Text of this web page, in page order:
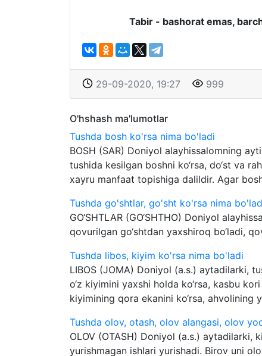
Tabir - bashorat emas,
29-09-2020, 19:27 999
O'hshash ma'lumotlar
Tushda bosh ko'rsa nima bo'ladi
BOSH (SAR) Doniyol alayhissalomning
tushida kesilgan boshni ko‘rsa, do‘st va
xayru manfaat topishiga dalildir. Agar
Tushda go'shtlar, go'sht ko'rsa nima
GO‘SHTLAR (GO‘SHTHO) Doniyol
qovurilgan go‘shtdan yaxshiroq bo‘ladi,
Tushda libos, kiyim ko'rsa nima bo'ladi
LIBOS (JOMA) Doniyol (a.s.) aytadilarki,
o‘z kiyimini yaxshi holda ko‘rsa, kasbu
kiyimining qora ekanini ko‘rsa, ahvolining
Tushda olov, otash, olov alangasi, olov
OLOV (OTASH) Doniyol (a.s.) aytadilarki,
yurishmagan ishlari yurishadi. Birov uni